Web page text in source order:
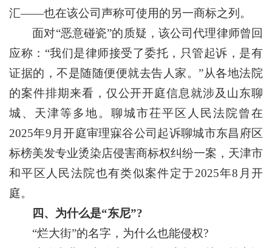
汇——也在该公司声称可使用的另一商标之列。
面对“恶意碰瓷”的质疑，该公司代理律师曾回
应称：“我们是律师接受了委托，只管起诉，是有
证据的，不是随随便便就去告人家。”从各地法院
的案件排期来看，仅公开开庭信息就涉及山东聊
城、天津等多地。聊城市茌平区人民法院曾在
2025年9月开庭审理寐谷公司起诉聊城市东昌府区
标榜美发专业烫染店侵害商标权纠纷一案，天津市
和平区人民法院也有类似案件定于2025年8月开
庭。
四、为什么是“东尼”?
“烂大街”的名字，为什么也能侵权?